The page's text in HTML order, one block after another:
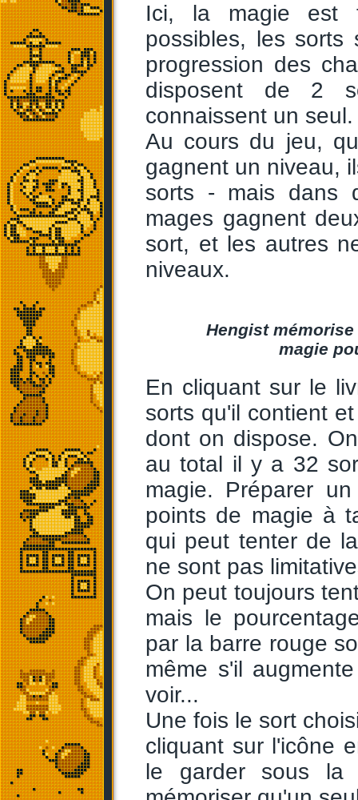
Ici, la magie est
possibles, les
progression des
disposent de 2
connaissent un seul.
Au cours du jeu,
gagnent un niveau,
sorts - mais dans
mages gagnent
sort, et les autres
niveaux.
Hengist
magie
En cliquant sur le
sorts qu'il contient
dont on dispose.
au total il y a 32
magie. Préparer
points de magie à
qui peut tenter de
ne sont pas
On peut toujours
mais le
par la barre rouge
même s'il
voir...
Une fois le sort
cliquant sur l'icône
le garder sous la